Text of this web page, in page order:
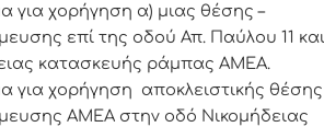
για χορήγηση α) μιας θέσης –
επί της οδού Απ. Παύλου 11 και
κατασκευής ράμπας ΑΜΕΑ.
για χορήγηση αποκλειστικής θέσης
ΑΜΕΑ στην οδό Νικομήδειας